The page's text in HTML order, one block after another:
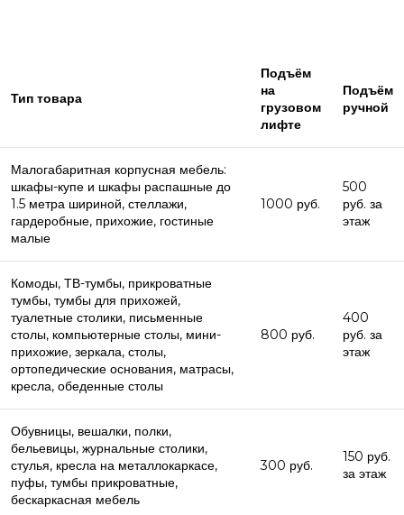
Тип товара
Подъём
на
грузовом
лифте
Подъём
ручной
Малогабаритная корпусная мебель:
шкафы-купе и шкафы распашные до
1.5 метра шириной, стеллажи,
гардеробные, прихожие, гостиные
малые
1000 руб.
500
руб. за
этаж
Комоды, ТВ-тумбы, прикроватные
тумбы, тумбы для прихожей,
туалетные столики, письменные
столы, компьютерные столы, мини-
прихожие, зеркала, столы,
ортопедические основания, матрасы,
кресла, обеденные столы
800 руб.
400
руб. за
этаж
Обувницы, вешалки, полки,
бельевицы, журнальные столики,
стулья, кресла на металлокаркасе,
пуфы, тумбы прикроватные,
бескаркасная мебель
300 руб.
150 руб.
за этаж